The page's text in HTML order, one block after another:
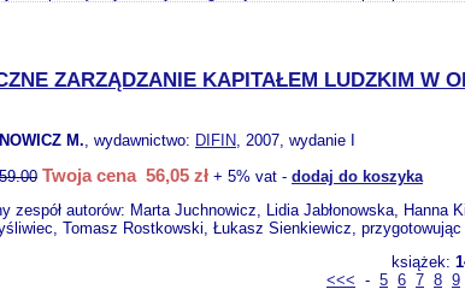
ZARZĄDZANIE KAPITAŁEM LUDZKIM W
M., wydawnictwo: DIFIN, 2007, wydanie I
59.00 Twoja cena 56,05 zł + 5% vat - dodaj do koszyka
zespół autorów: Marta Juchnowicz, Lidia Jabłonowska,
Tomasz Rostkowski, Łukasz Sienkiewicz,
książek:
<<< - 5 6 7 8 9